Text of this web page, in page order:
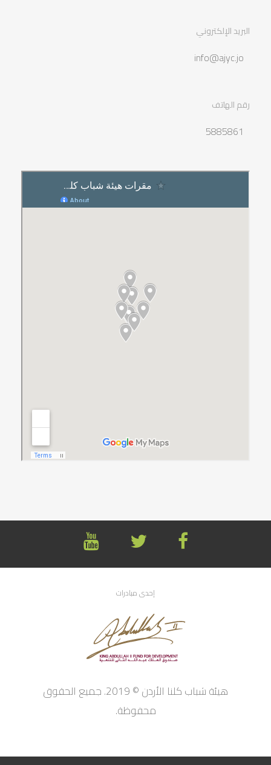
البريد الإلكتروني
info@ajyc.jo
رقم الهاتف
5885861
إحدى مبادرات
هيئة شباب كلنا الأردن © 2019. جميع الحقوق
محفوظة.